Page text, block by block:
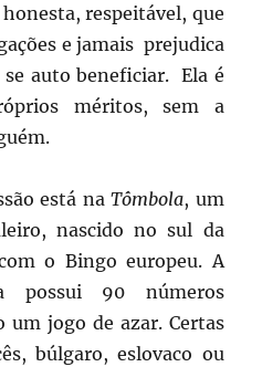
respeitável, que
e jamais prejudica
auto beneficiar. Ela é
méritos, sem a
está naTômbola, um
nascido no sul da
o Bingo europeu. A
possui 90 números
um jogo de azar. Certas
búlgaro, eslovaco ou